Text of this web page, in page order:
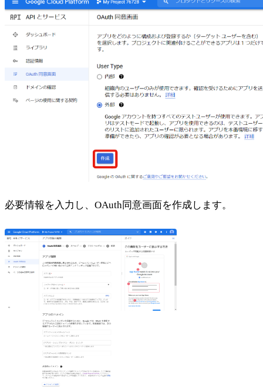
必要情報を入力し、OAuth同意画面を作成します。